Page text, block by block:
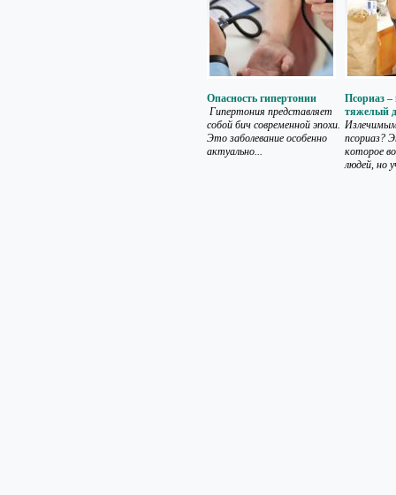
Опасность гипертонии
Гипертония представляет
собой бич современной эпохи.
Это заболевание особенно
актуально...
Псориаз –
тяжелый
псориаз?
которое
людей, но